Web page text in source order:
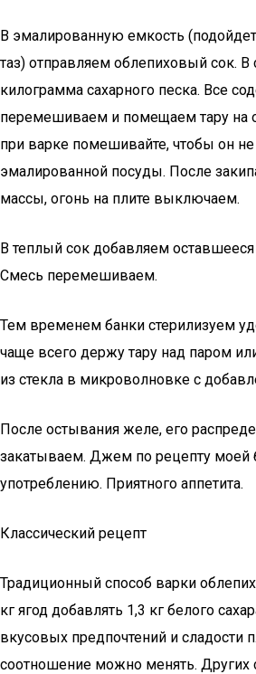
В эмалированную емкость
таз) отправляем облепиховый сок.
килограмма сахарного песка. Все
перемешиваем и помещаем тару на
при варке помешивайте, чтобы он не
эмалированной посуды. После
массы, огонь на плите выключаем.
В теплый сок добавляем оставшееся
Смесь перемешиваем.
Тем временем банки стерилизуем
чаще всего держу тару над паром
из стекла в микроволновке с
После остывания желе, его
закатываем. Джем по рецепту моей
употреблению. Приятного аппетита.
Классический рецепт
Традиционный способ варки
кг ягод добавлять 1,3 кг белого
вкусовых предпочтений и сладости
соотношение можно менять. Других